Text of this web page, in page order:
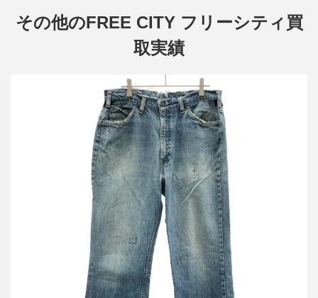
その他のFREE CITY フリーシティ買
取実績
フリーシティ× ロンハーマンヴィンテージ 100着限定 Levi’s オレ
ンジタブ リメイクビンテージデニムパンツ
買取金額7,200円
詳しく見る